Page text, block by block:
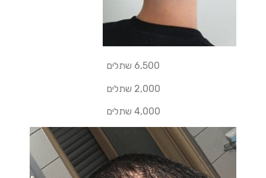
6,500 שתלים
2,000 שתלים
4,000 שתלים